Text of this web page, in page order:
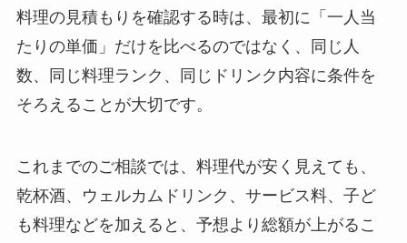
料理の見積もりを確認する時は、最初に「一人当
たりの単価」だけを比べるのではなく、同じ人
数、同じ料理ランク、同じドリンク内容に条件を
そろえることが大切です。
これまでのご相談では、料理代が安く見えても、
乾杯酒、ウェルカムドリンク、サービス料、子ど
も料理などを加えると、予想より総額が上がるこ